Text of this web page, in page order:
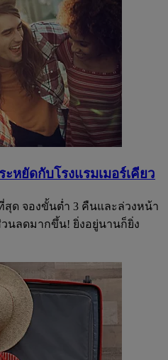
หยัดกับโรงแรมเมอร์เคียว
สุด จองขั้นต่ำ 3 คืนและล่วงหน้า
วนลดมากขึ้น! ยิ่งอยู่นานก็ยิ่ง